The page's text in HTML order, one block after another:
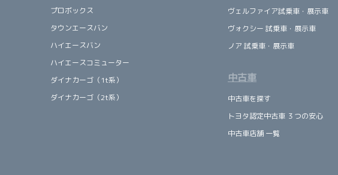
プロボックス
タウンエースバン
ハイエースバン
ハイエースコミューター
ダイナカーゴ（1t系）
ダイナカーゴ（2t系）
ヴェルファイア試乗車・展示車
ヴォクシー 試乗車・展示車
ノア 試乗車・展示車
中古車
中古車を探す
トヨタ認定中古車 ３つの安心
中古車店舗 一覧